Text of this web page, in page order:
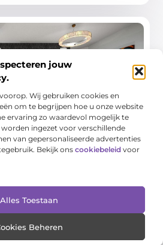
jouw
Wij gebruiken cookies en
om te begrijpen hoe u onze website
ervaring zo waardevol mogelijk te
ingezet voor verschillende
van gepersonaliseerde advertenties
Bekijk ons cookiebeleid voor
Alles Toestaan
Beheren
voor nieuwbouw en
je op?